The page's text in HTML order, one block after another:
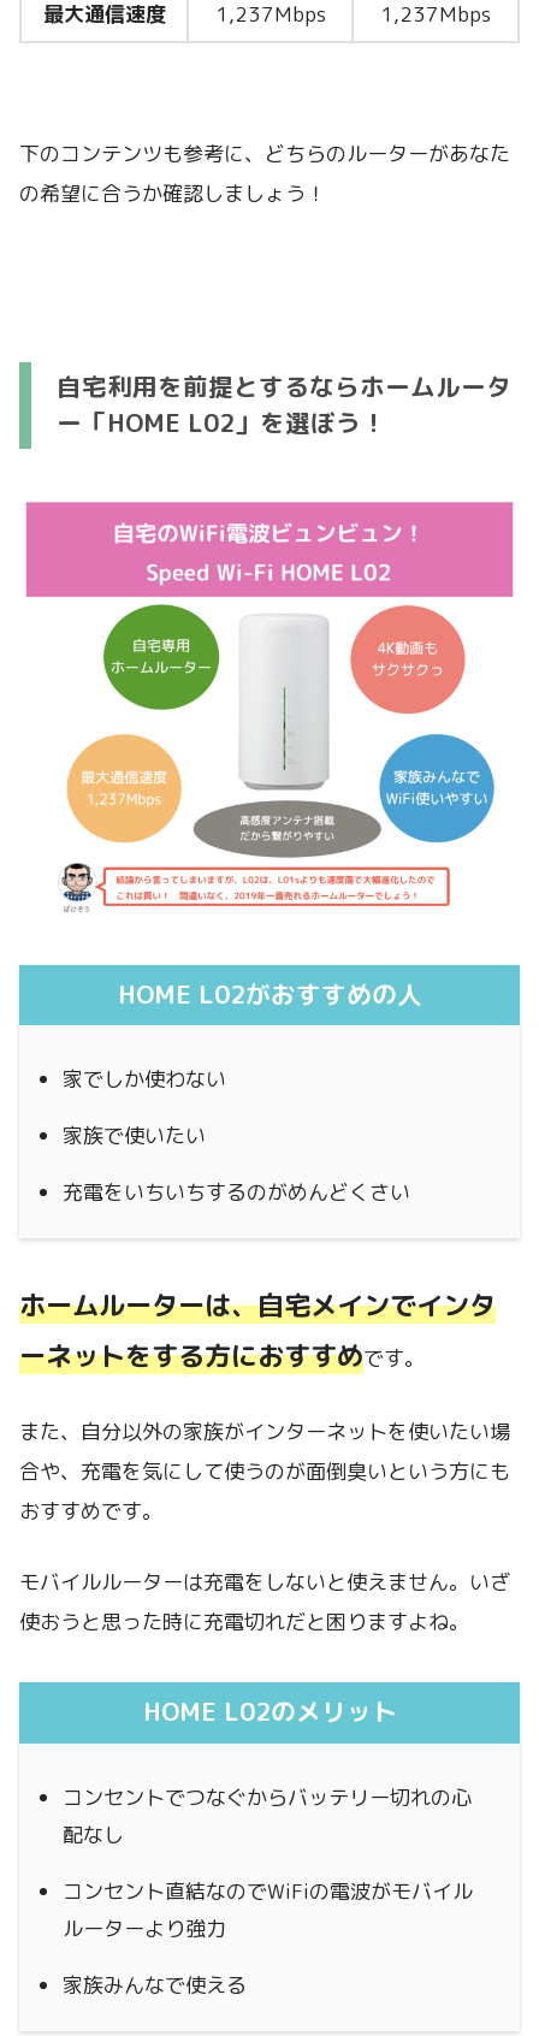
最大通信速度 1,237Mbps 1,237Mbps
下のコンテンツも参考に、どちらのルーターがあなた
の希望に合うか確認しましょう！
自宅利用を前提とするならホームルータ
ー「HOME L02」を選ぼう！
HOME L02がおすすめの人
家でしか使わない
家族で使いたい
充電をいちいちするのがめんどくさい
ホームルーターは、自宅メインでインタ
ーネットをする方におすすめです。
また、自分以外の家族がインターネットを使いたい場
合や、充電を気にして使うのが面倒臭いという方にも
おすすめです。
モバイルルーターは充電をしないと使えません。いざ
使おうと思った時に充電切れだと困りますよね。
HOME L02のメリット
コンセントでつなぐからバッテリー切れの心
配なし
コンセント直結なのでWiFiの電波がモバイル
ルーターより強力
家族みんなで使える